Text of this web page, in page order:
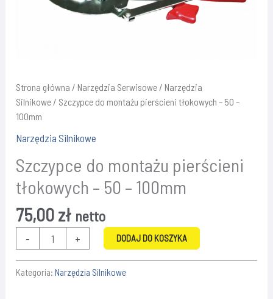
Strona główna / Narzędzia Serwisowe / Narzędzia
Silnikowe / Szczypce do montażu pierścieni tłokowych – 50 –
100mm
Narzędzia Silnikowe
Szczypce do montażu pierścieni
tłokowych – 50 – 100mm
75,00zł netto
-
Szczypce
do
montażu
+ DODAJ DO KOSZYKA
Kategoria:Narzędzia Silnikowe